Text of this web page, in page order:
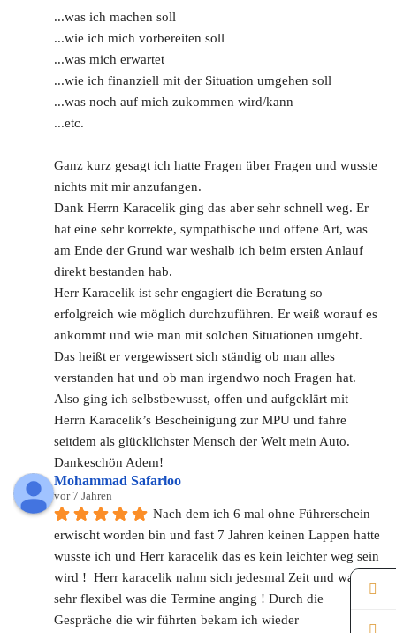
...was ich machen soll
...wie ich mich vorbereiten soll
...was mich erwartet
...wie ich finanziell mit der Situation umgehen soll
...was noch auf mich zukommen wird/kann
...etc.
Ganz kurz gesagt ich hatte Fragen über Fragen und wusste
nichts mit mir anzufangen.
Dank Herrn Karacelik ging das aber sehr schnell weg. Er
hat eine sehr korrekte, sympathische und offene Art, was
am Ende der Grund war weshalb ich beim ersten Anlauf
direkt bestanden hab.
Herr Karacelik ist sehr engagiert die Beratung so
erfolgreich wie möglich durchzuführen. Er weiß worauf es
ankommt und wie man mit solchen Situationen umgeht.
Das heißt er vergewissert sich ständig ob man alles
verstanden hat und ob man irgendwo noch Fragen hat.
Also ging ich selbstbewusst, offen und aufgeklärt mit
Herrn Karacelik’s Bescheinigung zur MPU und fahre
seitdem als glücklichster Mensch der Welt mein Auto.
Dankeschön Adem!
Mohammad Safarloo
vor 7 Jahren
Nach dem ich 6 mal ohne Führerschein
erwischt worden bin und fast 7 Jahren keinen Lappen hatte
wusste ich und Herr karacelik das es kein leichter weg sein
wird !  Herr karacelik nahm sich jedesmal Zeit und war
sehr flexibel was die Termine anging ! Durch die
Gespräche die wir führten bekam ich wieder